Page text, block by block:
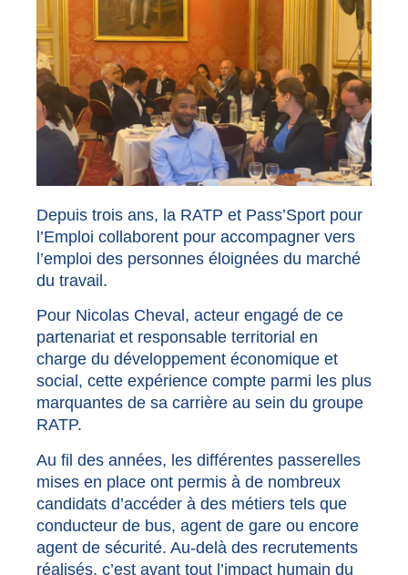
Depuis trois ans, la RATP et Pass’Sport pour
l’Emploi collaborent pour accompagner vers
l’emploi des personnes éloignées du marché
du travail.
Pour Nicolas Cheval, acteur engagé de ce
partenariat et responsable territorial en
charge du développement économique et
social, cette expérience compte parmi les plus
marquantes de sa carrière au sein du groupe
RATP.
Au fil des années, les différentes passerelles
mises en place ont permis à de nombreux
candidats d’accéder à des métiers tels que
conducteur de bus, agent de gare ou encore
agent de sécurité. Au-delà des recrutements
réalisés, c’est avant tout l’impact humain du